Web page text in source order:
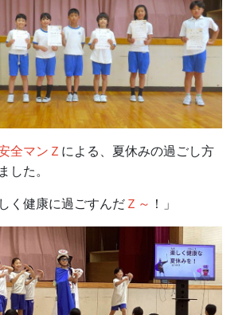
全マンＺ による、夏休みの過ごし方
した。
く健康に過ごすんだ Ｚ～ ！」